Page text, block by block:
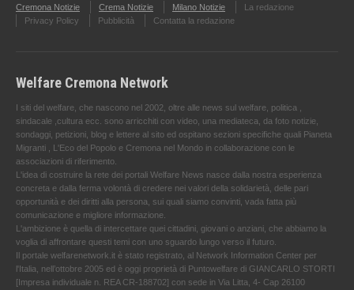
Cremona Notizie Crema Notizie Milano Notizie
La redazione
Privacy Policy
Pubblicità Contatta la redazione
Welfare Cremona Network
I siti del welfare, che nascono nel 2002, oltre alle news sul welfare, politica ,
sindacale ,cultura ecc. sono arricchiti con video, una mediateca, da foto notizie,
sondaggi, petizioni, blog e lettere al sito ed ospitano sezioni specifiche quali Pianeta
Migranti , L'Eco del Popolo e Cremona nel Mondo in collaborazione con le
associazioni di riferimento.
L'idea di costruire la rete dei portali Welfare News nasce dalla nostra esperienza
concreta e dalla ferma volontà di credere nei valori della solidarietà, delle pari
opportunità e dei diritti alla persona, sui quali siamo convinti, vada fatta più
comunicazione e migliore informazione.
L'ambizione è quella di intercettare quei cittadini, giovani o anziani, che abbiamo la
voglia di affrontare questi temi con uno sguardo lungo verso il futuro.
Il portale welfarenetwork.it è stato registrato, al Network Information Center per
l'Italia, nell’ottobre 2005 ed è oggi proprietà di Puntowelfare di GIANCARLO STORTI
[Impresa individuale n. REA CR-188702] con sede in Via Litta, 4- Cap 26100